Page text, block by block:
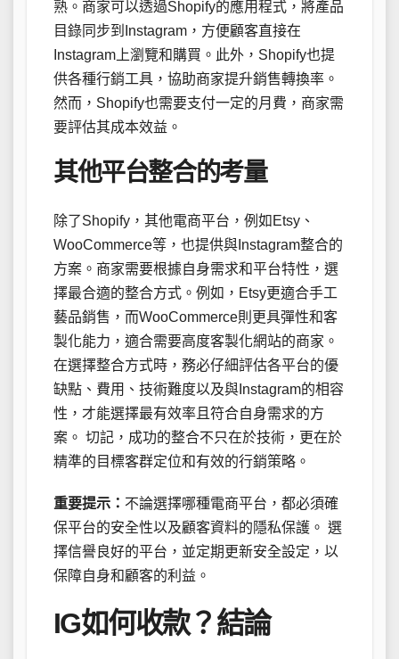
熟。商家可以透過Shopify的應用程式，將產品
目錄同步到Instagram，方便顧客直接在
Instagram上瀏覽和購買。此外，Shopify也提
供各種行銷工具，協助商家提升銷售轉換率。
然而，Shopify也需要支付一定的月費，商家需
要評估其成本效益。
其他平台整合的考量
除了Shopify，其他電商平台，例如Etsy、
WooCommerce等，也提供與Instagram整合的
方案。商家需要根據自身需求和平台特性，選
擇最合適的整合方式。例如，Etsy更適合手工
藝品銷售，而WooCommerce則更具彈性和客
製化能力，適合需要高度客製化網站的商家。
在選擇整合方式時，務必仔細評估各平台的優
缺點、費用、技術難度以及與Instagram的相容
性，才能選擇最有效率且符合自身需求的方
案。 切記，成功的整合不只在於技術，更在於
精準的目標客群定位和有效的行銷策略。
重要提示： 不論選擇哪種電商平台，都必須確
保平台的安全性以及顧客資料的隱私保護。 選
擇信譽良好的平台，並定期更新安全設定，以
保障自身和顧客的利益。
IG如何收款？結論